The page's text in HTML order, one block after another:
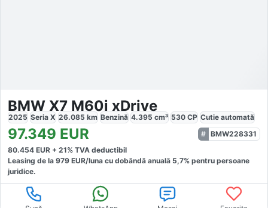
BMW X7 M60i xDrive
2025 Seria X 26.085 km Benzină 4.395 cm³ 530 CP Cutie automată
97.349 EUR
BMW228331
80.454 EUR + 21% TVA deductibil
Leasing de la 979 EUR/luna cu dobăndă anuală 5,7% pentru persoane
juridice.